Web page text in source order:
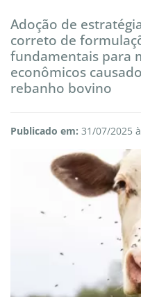
Adoção de
correto de
fundamentais para
econômicos
rebanho bovino
Publicado em: 31/07/2025